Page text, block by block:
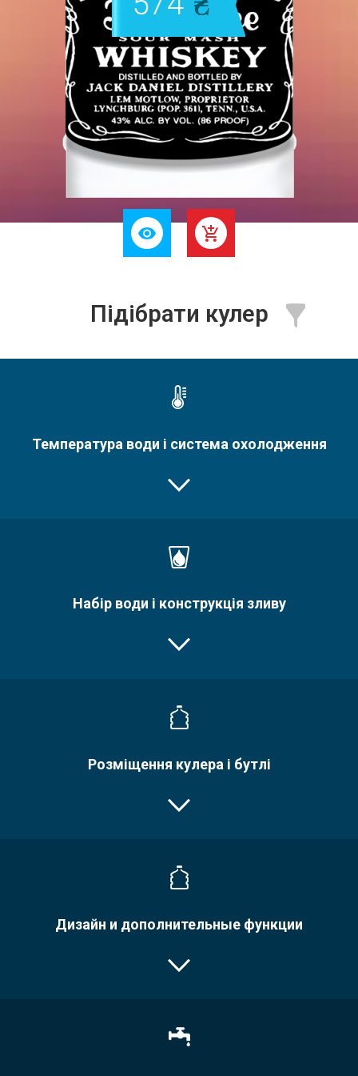
Підібрати кулер
Температура води і система охолодження
Набір води і конструкція зливу
Розміщення кулера і бутлі
Дизайн и дополнительные функции